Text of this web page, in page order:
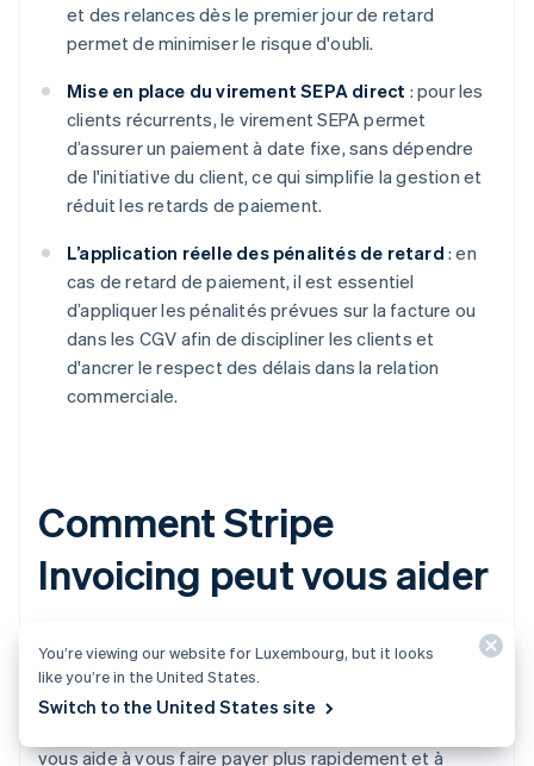
et des relances dès le premier jour de retard
permet de minimiser le risque d'oubli.
Mise en place du virement SEPA direct : pour les
clients récurrents, le virement SEPA permet
d’assurer un paiement à date fixe, sans dépendre
de l'initiative du client, ce qui simplifie la gestion et
réduit les retards de paiement.
L’application réelle des pénalités de retard : en
cas de retard de paiement, il est essentiel
d’appliquer les pénalités prévues sur la facture ou
dans les CGV afin de discipliner les clients et
d'ancrer le respect des délais dans la relation
commerciale.
Comment Stripe
Invoicing peut vous aider
Stripe Invoicing simplifie les processus liés à vos
créances clients, de la création de la facture au
recouvrement du paiement. Que vous gériez un
vous aide à vous faire payer plus rapidement et à
You’re viewing our website for Luxembourg, but it looks
like you’re in the United States.
Switch to the United States site